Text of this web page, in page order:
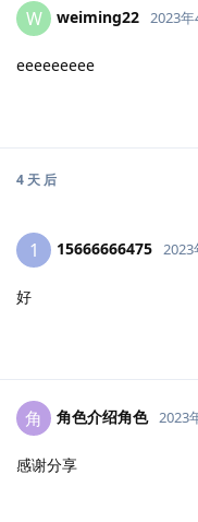
W weiming22 2023年
eeeeeeeee
4 天 后
1 15666666475 2023
好
角 角色介绍角色 2023
感谢分享